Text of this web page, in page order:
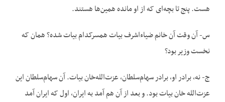
هست. پنج تا بچه‌ای که از او مانده همین‌ها هستند.
س- آن وقت آن خانم ضياء‌اشرف بيات همسرکدام بیات شده؟ همان که
نخست وزیر بود؟
ج- نه، برادر او، برادر سهام‌سلطان، عزت‌الله‌خان بیات. آن سهام‌سلطان این
عزت‌الله خان بیات بود. و بعد از آن هم آمد به ایران، اول که ایران آمد